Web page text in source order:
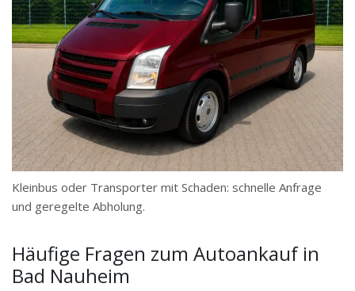
Kleinbus oder Transporter mit Schaden: schnelle Anfrage
und geregelte Abholung.
Häufige Fragen zum Autoankauf in
Bad Nauheim